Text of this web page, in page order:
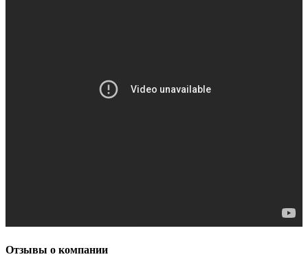
Отзывы о компании